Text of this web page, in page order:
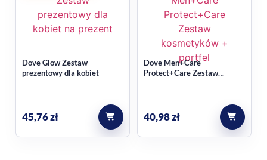
Dove Glow Zestaw
prezentowy dla kobiet
45,76zł
Dove Men+Care
Protect+Care Zestaw
40,98zł